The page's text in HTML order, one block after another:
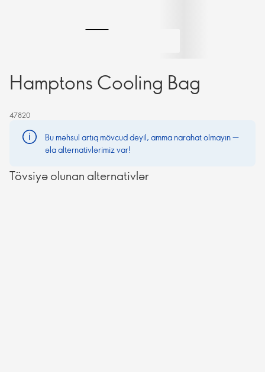
Hamptons Cooling Bag
47820
Bu məhsul artıq mövcud deyil, amma narahat olmayın —
əla alternativlərimiz var!
Tövsiyə olunan alternativlər